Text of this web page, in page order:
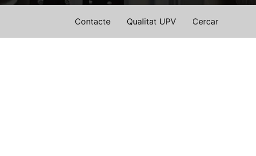
Cercar
Qualitat UPV
Contacte